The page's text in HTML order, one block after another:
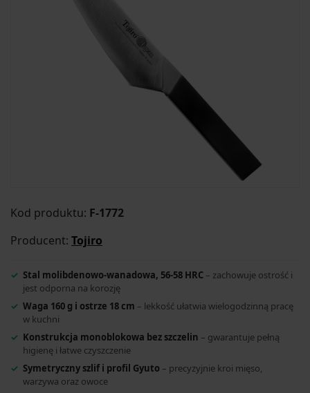
Kod produktu: F-1772
Producent: Tojiro
Stal molibdenowo-wanadowa, 56-58 HRC – zachowuje ostrość i
jest odporna na korozję
Waga 160 g i ostrze 18 cm – lekkość ułatwia wielogodzinną pracę
w kuchni
Konstrukcja monoblokowa bez szczelin – gwarantuje pełną
higienę i łatwe czyszczenie
Symetryczny szlif i profil Gyuto – precyzyjnie kroi mięso,
warzywa oraz owoce